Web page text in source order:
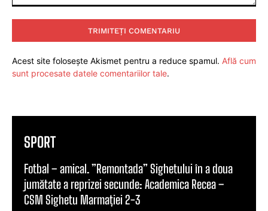
Acest site folosește Akismet pentru a reduce spamul. Află cum
sunt procesate datele comentariilor tale.
SPORT
Fotbal – amical. ”Remontada” Sighetului în a doua
jumătate a reprizei secunde: Academica Recea –
CSM Sighetu Marmației 2-3